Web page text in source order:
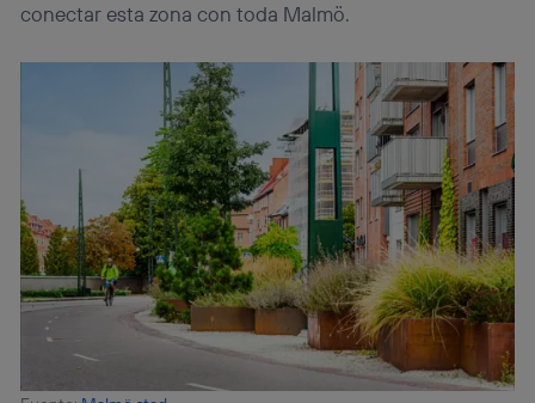
conectar esta zona con toda Malmö.